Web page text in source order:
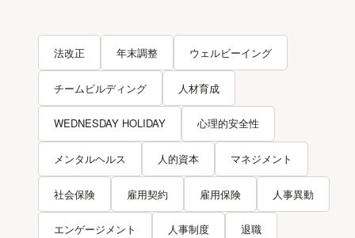
法改正 年末調整 ウェルビーイング
チームビルディング 人材育成
WEDNESDAY HOLIDAY 心理的安全性
メンタルヘルス 人的資本 マネジメント
社会保険 雇用契約 雇用保険 人事異動
エンゲージメント 人事制度 退職